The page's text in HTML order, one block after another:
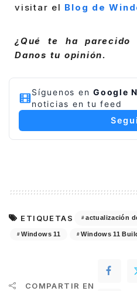
visitar el Blog de
¿Qué te ha parecido
Danos tu opinión.
Síguenos en Google
noticias en tu feed
ETIQUETAS actualización
Windows 11 Windows 11
COMPARTIR EN